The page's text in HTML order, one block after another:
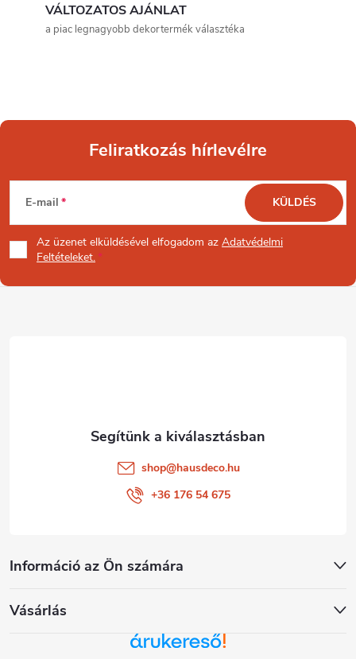
í
á
s
e
l
VÁLTOZATOS AJÁNLAT
a piac legnagyobb dekortermék választéka
L
á
b
Feliratkozás hírlevélre
E-mail
Az üzenet elküldésével elfogadom az Adatvédelmi
Feltételeket.
KÜLDÉS
Információ az Ön számára
Vásárlás
shop@hausdeco.hu
+36 176 54 675